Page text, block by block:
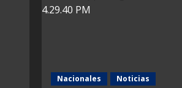
Nacionales Noticias